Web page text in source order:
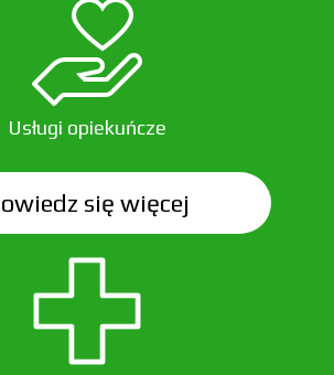
Usługi opiekuńcze
się więcej